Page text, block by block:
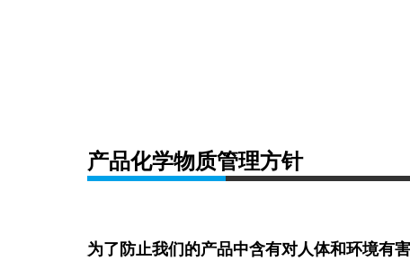
产品化学物质管理方针
为了防止我们的产品中含有对人体和环境有